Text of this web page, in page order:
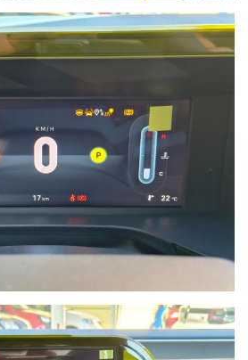
L'AUTO CHE
CERCHI?
ti contatteremo appena l'auto che
sarà disponibile